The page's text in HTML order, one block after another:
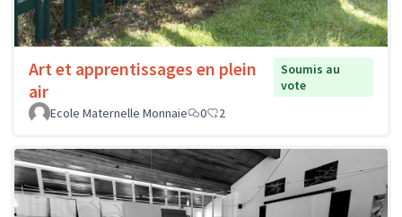
Art et apprentissages en plein
air
Soumis au
vote
Ecole Maternelle Monnaie
0 2